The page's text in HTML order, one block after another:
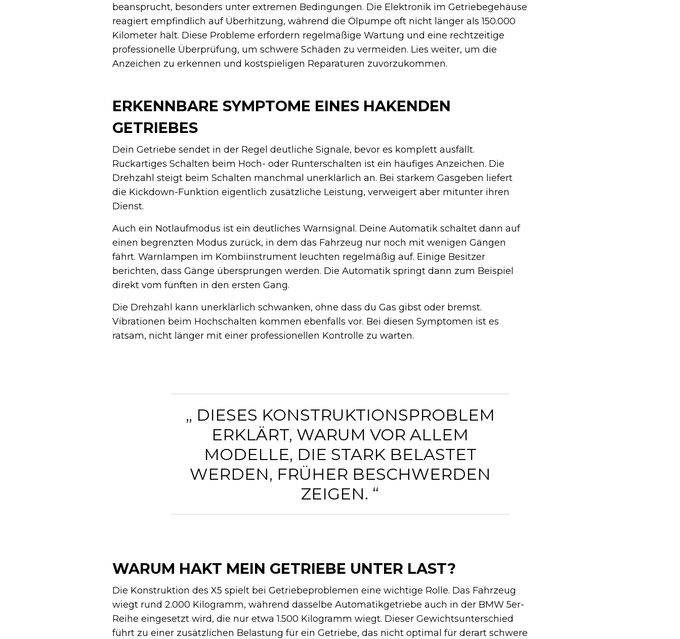
beansprucht, besonders unter extremen Bedingungen. Die Elektronik im Getriebegehäuse
reagiert empfindlich auf Überhitzung, während die Ölpumpe oft nicht länger als 150.000
Kilometer hält. Diese Probleme erfordern regelmäßige Wartung und eine rechtzeitige
professionelle Überprüfung, um schwere Schäden zu vermeiden. Lies weiter, um die
Anzeichen zu erkennen und kostspieligen Reparaturen zuvorzukommen.
ERKENNBARE SYMPTOME EINES HAKEN­DEN
GETRIEBES
Dein Getriebe sendet in der Regel deutliche Signale, bevor es komplett ausfällt.
Ruckartiges Schalten beim Hoch- oder Runterschalten ist ein häufiges Anzeichen. Die
Drehzahl steigt beim Schalten manchmal unerklärlich an. Bei starkem Gasgeben liefert
die Kickdown-Funktion eigentlich zusätzliche Leistung, verweigert aber mitunter ihren
Dienst.
Auch ein Notlaufmodus ist ein deutliches Warnsignal. Deine Automatik schaltet dann auf
einen begrenzten Modus zurück, in dem das Fahrzeug nur noch mit wenigen Gängen
fährt. Warnlampen im Kombiinstrument leuchten regelmäßig auf. Einige Besitzer
berichten, dass Gänge übersprungen werden. Die Automatik springt dann zum Beispiel
direkt vom fünften in den ersten Gang.
Die Drehzahl kann unerklärlich schwanken, ohne dass du Gas gibst oder bremst.
Vibrationen beim Hochschalten kommen ebenfalls vor. Bei diesen Symptomen ist es
ratsam, nicht länger mit einer professionellen Kontrolle zu warten.
„ DIESES KONSTRUKTIONSPROBLEM
ERKLÄRT, WARUM VOR ALLEM
MODELLE, DIE STARK BELASTET
WERDEN, FRÜHER BESCHWERDEN
ZEIGEN. “
WARUM HAKT MEIN GETRIEBE UNTER LAST?
Die Konstruktion des X5 spielt bei Getriebeproblemen eine wichtige Rolle. Das Fahrzeug
wiegt rund 2.000 Kilogramm, während dasselbe Automatikgetriebe auch in der BMW 5er-
Reihe eingesetzt wird, die nur etwa 1.500 Kilogramm wiegt. Dieser Gewichtsunterschied
führt zu einer zusätzlichen Belastung für ein Getriebe, das nicht optimal für derart schwere